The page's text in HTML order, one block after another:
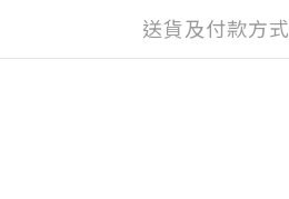
送貨及付款方式